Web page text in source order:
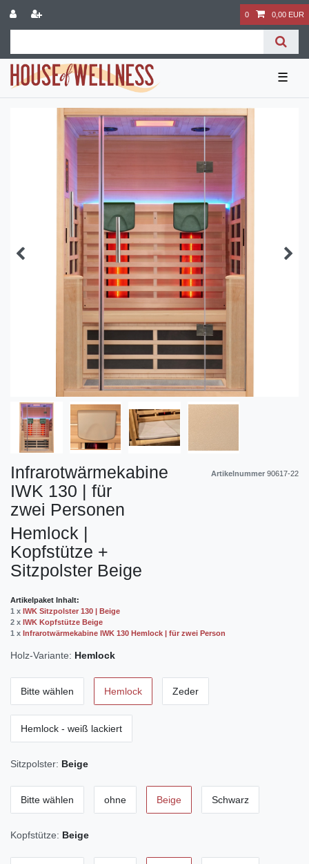
0 0,00 EUR
☰
Infrarotwärmekabine
IWK 130 | für
zwei Personen
Hemlock |
Kopfstütze +
Sitzpolster Beige
Artikelnummer 90617-22
Artikelpaket Inhalt:
1 x IWK Sitzpolster 130 | Beige
2 x IWK Kopfstütze Beige
1 x Infrarotwärmekabine IWK 130 Hemlock | für zwei Person
Holz-Variante: Hemlock
Bitte wählen Hemlock Zeder
Hemlock - weiß lackiert
Sitzpolster: Beige
Bitte wählen ohne Beige Schwarz
Kopfstütze: Beige